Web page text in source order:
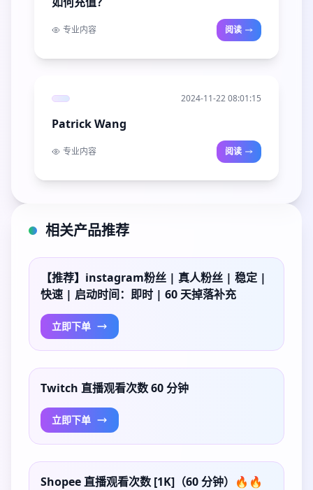
专业内容 阅读
2024-11-22 08:01:15
Patrick Wang
专业内容 阅读
相关产品推荐
【推荐】instagram粉丝 | 真人粉丝 | 稳定 |
快速 | 启动时间：即时 | 60 天掉落补充
立即下单
Twitch 直播观看次数 60 分钟
立即下单
Shopee 直播观看次数 [1K]（60 分钟）🔥🔥